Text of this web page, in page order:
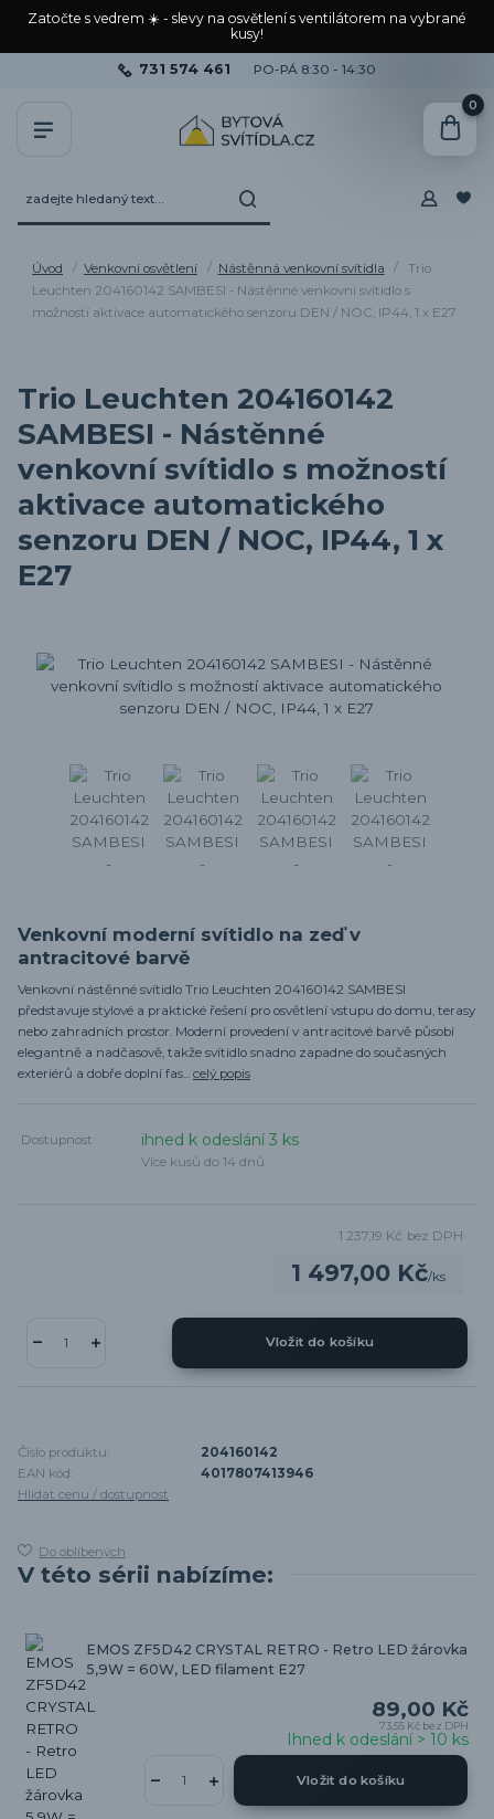
Zatočte s vedrem ☀️ - slevy na osvětlení s ventilátorem na vybrané
kusy!
731 574 461 PO-PÁ 8:30 - 14:30
0
Úvod Venkovní osvětlení Nástěnná venkovní svítidla
Trio
Leuchten 204160142 SAMBESI - Nástěnné venkovní svítidlo s
možností aktivace automatického senzoru DEN / NOC, IP44, 1 x E27
Trio Leuchten 204160142
SAMBESI - Nástěnné
venkovní svítidlo s možností
aktivace automatického
senzoru DEN / NOC, IP44, 1 x
E27
Venkovní moderní svítidlo na zeď v
antracitové barvě
Venkovní nástěnné svítidlo Trio Leuchten 204160142 SAMBESI
představuje stylové a praktické řešení pro osvětlení vstupu do domu, terasy
nebo zahradních prostor. Moderní provedení v antracitové barvě působí
elegantně a nadčasově, takže svítidlo snadno zapadne do současných
exteriérů a dobře doplní fas... celý popis
Dostupnost ihned k odeslání 3 ks
Více kusů do 14 dnů
1 497,00 Kč/ks
1 237,19 Kč bez DPH
Vložit do košíku
Číslo produktu:
204160142
EAN kód:
4017807413946
Hlídat cenu / dostupnost
Do oblíbených
V této sérii nabízíme:
EMOS ZF5D42 CRYSTAL RETRO - Retro LED žárovka
5,9W = 60W, LED filament E27
89,00 Kč
73,55 Kč bez DPH
Ihned k odeslání > 10 ks
Vložit do košíku